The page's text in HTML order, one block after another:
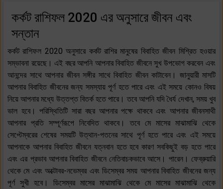
কর্কট রাশিফল 2020 এর অনুসারে জীবন এবং
সন্তান
কর্কট রাশিফল 2020 অনুসারে কর্কট রাশির মানুষের বিবাহিত জীবন মিশ্রিত হওয়ার
সম্ভাবনা রয়েছে। এই বছর আপনি আপনার বিবাহিত জীবনে সুখ উপভোগ করবেন এবং
আনন্দের সাথে আপনার জীবন সঙ্গীর সাথে বিবাহিত জীবন কাটাবেন। জানুয়ারী মাসটি
আপনার বিবাহিত জীবনের জন্য সমস্যায় পূর্ণ হতে পারে এবং এই সময়ে কোনও বিষয়
নিয়ে আপনার মধ্যে উত্তপ্ত বিতর্ক হতে পারে। তবে আপনি যদি ধৈর্য দেখান, সময় খুব
ভাল হবে। পরিস্থিতিটি সারা বছর আপনার পক্ষে থাকবে এবং আপনার জীবনসাথী
আপনার প্রতি সম্পূর্ণরূপে নিবেদিত থাকবে। তবে মে মাসের মাঝামাঝি থেকে
সেপ্টেম্বরের শেষের সময়টি উত্থান-পতনের সাথে পূর্ণ হতে পারে এবং এই সময়ে
আপনাকে আপনার বিবাহিত জীবনে যত্নবান হতে হবে কারণ সবকিছুই বড় হতে পারে
এবং এর প্রভাব আপনার বিবাহিত জীবনে নেতিবাচকভাবে আসে। পারেন। ফেব্রুয়ারি
থেকে মে এবং অক্টোবর-নভেম্বর এবং ডিসেম্বর সময় আপনার বিবাহিত জীবনের জন্য
পূর্ণ সুখী হবে। ডিসেম্বর মাসের মাঝামাঝি থেকে মে মাসের মাঝামাঝি থেকে